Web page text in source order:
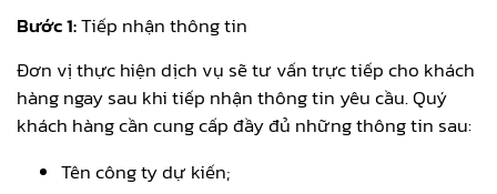
Bước 1:Tiếp nhận thông tin
Đơn vị thực hiện dịch vụ sẽ tư vấn trực tiếp cho khách
hàng ngay sau khi tiếp nhận thông tin yêu cầu. Quý
khách hàng cần cung cấp đầy đủ những thông tin sau:
Tên công ty dự kiến;